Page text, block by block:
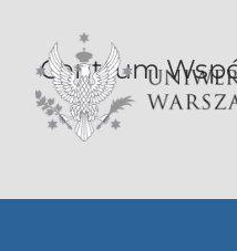
Inkubator UW jest sekcją